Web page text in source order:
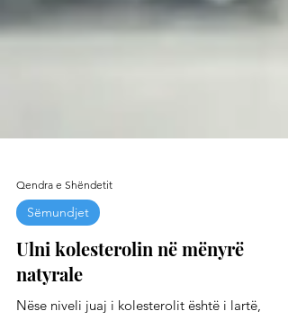
Qendra e Shëndetit
Sëmundjet
Ulni kolesterolin në mënyrë
natyrale